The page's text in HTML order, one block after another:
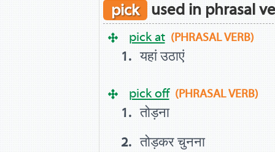
pick used in phrasal
pick at (PHRASAL VERB)
यहां उठाएं
pick off (PHRASAL VERB)
तोड़ना
तोड़कर चुनना